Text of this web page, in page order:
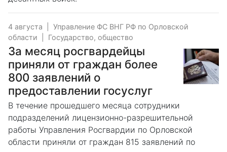
4 августа
Управление ФС ВНГ РФ по Орловской
области
Государство, общество
За месяц росгвардейцы
приняли от граждан более
800 заявлений о
предоставлении госуслуг
В течение прошедшего месяца сотрудники
подразделений лицензионно-разрешительной
работы Управления Росгвардии по Орловской
области приняли от граждан 815 заявлений по